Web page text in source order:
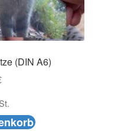
(DIN A6)